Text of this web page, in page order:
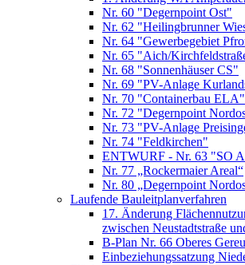
Nr. 60 "Degernpoint Ost"
Nr. 62 "Heilingbrunner
Nr. 64 "Gewerbegebiet
Nr. 65 "Aich/
Nr. 68 "Sonnenhäuser CS"
Nr. 69 "PV-Anlage
Nr. 70 "Containerbau ELA"
Nr. 72 "Degernpoint
Nr. 73 "PV-Anlage
Nr. 74 "Feldkirchen"
ENTWURF - Nr. 63 "SO
Nr. 77 „Rockermaier Areal“
Nr. 80 „Degernpoint
Laufende Bauleitplanverfahren
17. Änderung
zwischen Neustadtstraße
B-Plan Nr. 66 Oberes
Einbeziehungssatzung